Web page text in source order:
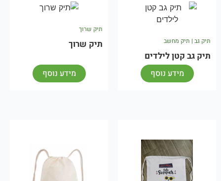
תיק גב | תיק מחשב
תיק גב קטן לילדים
מידע נוסף
תיק שרוך
תיק שרוך
מידע נוסף